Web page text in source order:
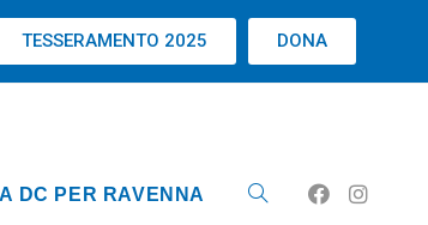
TESSERAMENTO 2025 DONA
DC PER RAVENNA